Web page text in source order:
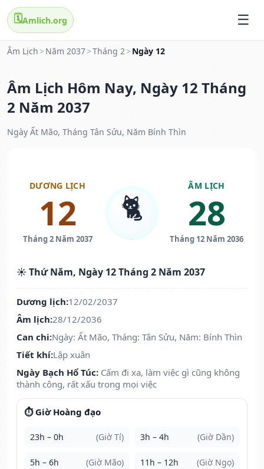
🗓️Amlich.org
Âm Lịch > Năm 2037>Tháng 2> Ngày 12
Âm Lịch Hôm Nay, Ngày 12 Tháng
2 Năm 2037
Ngày Ất Mão, Tháng Tân Sửu, Năm Bính Thìn
DƯƠNG LỊCH
12
Tháng 2 Năm 2037
🐈
ÂM LỊCH
28
Tháng 12 Năm 2036
☀️ Thứ Năm, Ngày 12 Tháng 2 Năm 2037
Dương lịch:12/02/2037
Âm lịch:28/12/2036
Can chi:Ngày: Ất Mão, Tháng: Tân Sửu, Năm: Bính Thìn
Tiết khí:Lập xuân
Ngày Bạch Hổ Túc: Cấm đi xa, làm việc gì cũng không
thành công, rất xấu trong mọi việc
⏱️ Giờ Hoàng đạo
23h – 0h (Giờ Tí) 3h – 4h (Giờ Dần)
5h – 6h (Giờ Mão) 11h – 12h (Giờ Ngọ)